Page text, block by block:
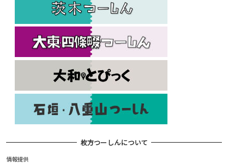
枚方つーしんについて
情報提供